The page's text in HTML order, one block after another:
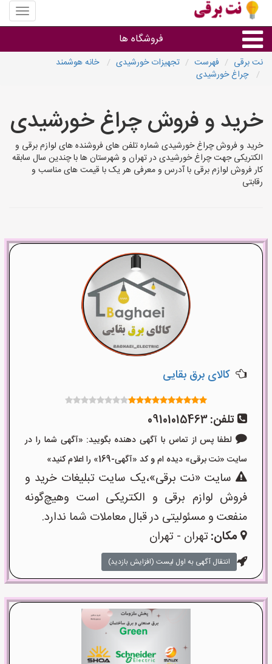
منوی
سایت
برقی
فروشگاه ها
سایر گروه ها
فروشنده های لوازم برقی
نت برقی فهرست تجهیزات خورشیدی
خانه هوشمند
چراغ خورشیدی
خرید و فروش چراغ خورشیدی
خرید و فروش چراغ خورشیدی شماره تلفن های فروشنده های لوازم برقی و
الکتریکی جهت چراغ خورشیدی در تهران و شهرستان ها با چندین سال سابقه
کار فروش لوازم برقی با آدرس و معرفی هر یک با قیمت های مناسب و
رقابتی
کالای برق بقایی
تلفن:09101015463
لطفا پس از تماس با آگهی دهنده بگویید: «آگهی شما را در
سایت «نت برقی» دیده ام و کد «آگهی-169» را اعلام کنید»
سایت «نت برقی»،یک سایت تبلیغات خرید و
فروش لوازم برقی و الکتریکی است وهیچ‌گونه
منفعت و مسئولیتی در قبال معاملات شما ندارد.
مکان:تهران - تهران
انتقال آگهی به اول لیست (افزایش بازدید)